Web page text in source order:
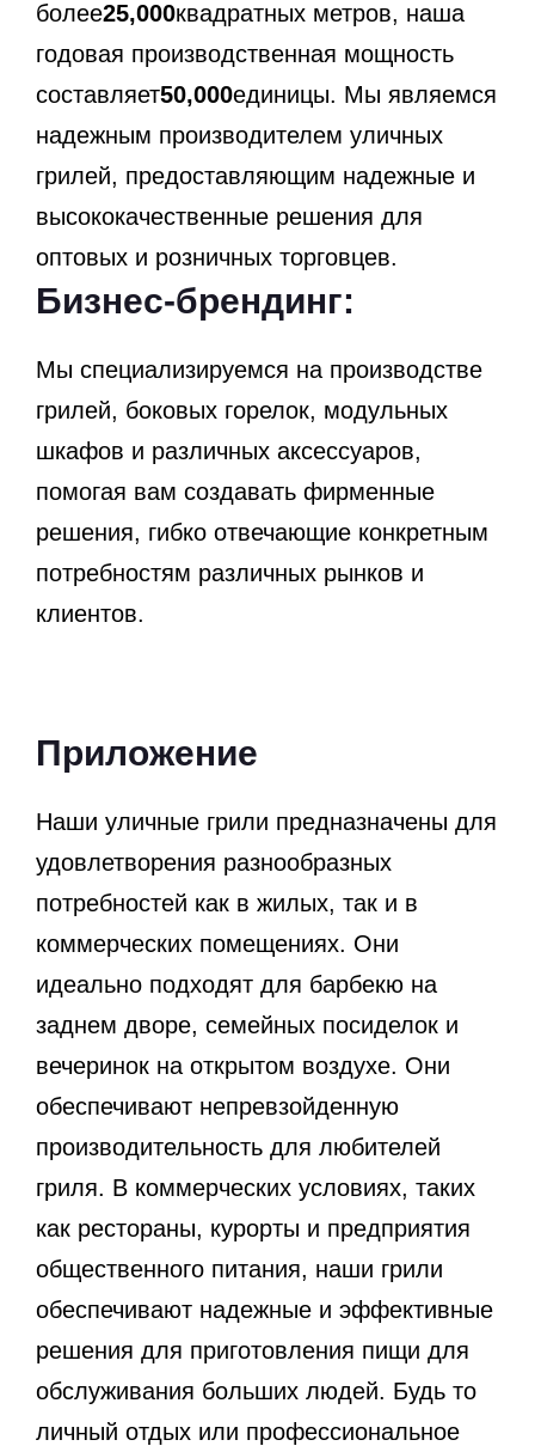
более25,000квадратных метров, наша
годовая производственная мощность
составляет50,000единицы. Мы являемся
надежным производителем уличных
грилей, предоставляющим надежные и
высококачественные решения для
оптовых и розничных торговцев.
Бизнес-брендинг:
Мы специализируемся на производстве
грилей, боковых горелок, модульных
шкафов и различных аксессуаров,
помогая вам создавать фирменные
решения, гибко отвечающие конкретным
потребностям различных рынков и
клиентов.
Приложение
Наши уличные грили предназначены для
удовлетворения разнообразных
потребностей как в жилых, так и в
коммерческих помещениях. Они
идеально подходят для барбекю на
заднем дворе, семейных посиделок и
вечеринок на открытом воздухе. Они
обеспечивают непревзойденную
производительность для любителей
гриля. В коммерческих условиях, таких
как рестораны, курорты и предприятия
общественного питания, наши грили
обеспечивают надежные и эффективные
решения для приготовления пищи для
обслуживания больших людей. Будь то
личный отдых или профессиональное